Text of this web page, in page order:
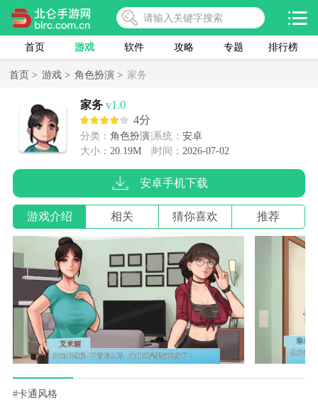
首页 游戏 软件 攻略 专题 排行榜
首页 > 游戏 > 角色扮演 > 家务
家务 v1.0
4分
分类： 角色扮演 系统： 安卓
大小： 20.19M 时间： 2026-07-02
安卓手机下载
游戏介绍 相关 猜你喜欢 推荐
#卡通风格